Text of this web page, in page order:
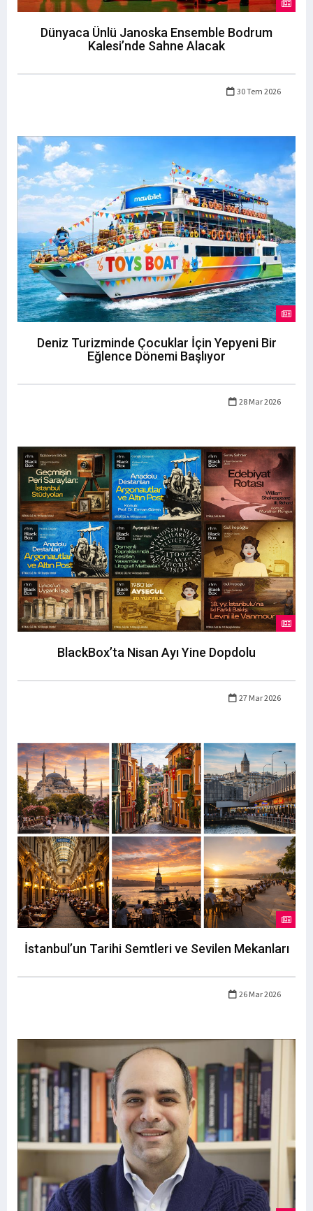
Dünyaca Ünlü Janoska Ensemble Bodrum
Kalesi’nde Sahne Alacak
30 Tem 2026
Deniz Turizminde Çocuklar İçin Yepyeni Bir
Eğlence Dönemi Başlıyor
28 Mar 2026
BlackBox’ta Nisan Ayı Yine Dopdolu
27 Mar 2026
İstanbul’un Tarihi Semtleri ve Sevilen Mekanları
26 Mar 2026